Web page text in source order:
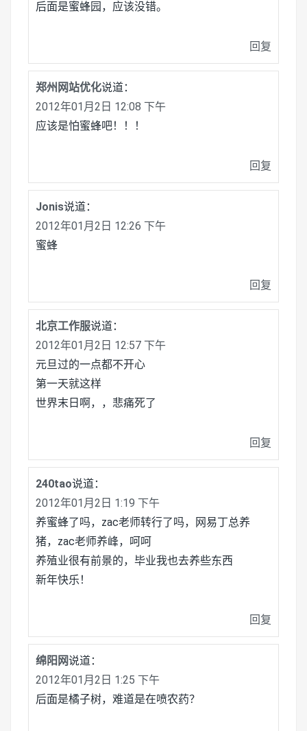
后面是蜜蜂园，应该没错。
回复
郑州网站优化说道：
2012年01月2日 12:08 下午
应该是怕蜜蜂吧！！！
回复
Jonis说道：
2012年01月2日 12:26 下午
蜜蜂
回复
北京工作服说道：
2012年01月2日 12:57 下午
元旦过的一点都不开心
第一天就这样
世界末日啊，，悲痛死了
回复
240tao说道：
2012年01月2日 1:19 下午
养蜜蜂了吗，zac老师转行了吗，网易丁总养
猪，zac老师养峰，呵呵
养殖业很有前景的，毕业我也去养些东西
新年快乐！
回复
绵阳网说道：
2012年01月2日 1:25 下午
后面是橘子树，难道是在喷农药？